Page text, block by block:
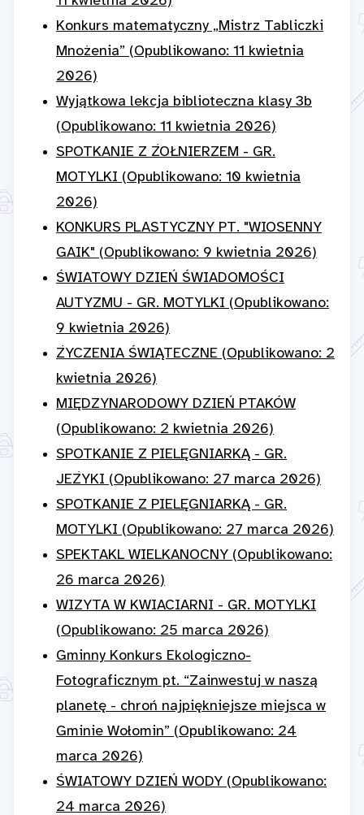
Konkurs matematyczny „Mistrz Tabliczki
Mnożenia” (Opublikowano: 11 kwietnia
2026)
Wyjątkowa lekcja biblioteczna klasy 3b
(Opublikowano: 11 kwietnia 2026)
SPOTKANIE Z ŻOŁNIERZEM - GR.
MOTYLKI (Opublikowano: 10 kwietnia
2026)
KONKURS PLASTYCZNY PT. "WIOSENNY
GAIK" (Opublikowano: 9 kwietnia 2026)
ŚWIATOWY DZIEŃ ŚWIADOMOŚCI
AUTYZMU - GR. MOTYLKI (Opublikowano:
9 kwietnia 2026)
ŻYCZENIA ŚWIĄTECZNE (Opublikowano: 2
kwietnia 2026)
MIĘDZYNARODOWY DZIEŃ PTAKÓW
(Opublikowano: 2 kwietnia 2026)
SPOTKANIE Z PIELĘGNIARKĄ - GR.
JEŻYKI (Opublikowano: 27 marca 2026)
SPOTKANIE Z PIELĘGNIARKĄ - GR.
MOTYLKI (Opublikowano: 27 marca 2026)
SPEKTAKL WIELKANOCNY (Opublikowano:
26 marca 2026)
WIZYTA W KWIACIARNI - GR. MOTYLKI
(Opublikowano: 25 marca 2026)
Gminny Konkurs Ekologiczno-
Fotograficznym pt. “Zainwestuj w naszą
planetę - chroń najpiękniejsze miejsca w
Gminie Wołomin” (Opublikowano: 24
marca 2026)
ŚWIATOWY DZIEŃ WODY (Opublikowano:
24 marca 2026)